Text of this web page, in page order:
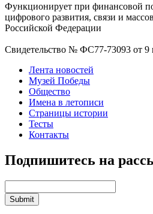
Функционирует при финансовой
цифрового развития, связи и
Российской Федерации
Свидетельство № ФС77-73093 от 9
Лента новостей
Музей Победы
Общество
Имена в летописи
Страницы истории
Тесты
Контакты
Подпишитесь на